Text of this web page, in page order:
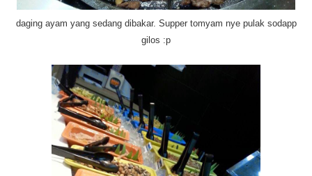
daging ayam yang sedang dibakar. Supper tomyam nye pulak sodapp
gilos :p